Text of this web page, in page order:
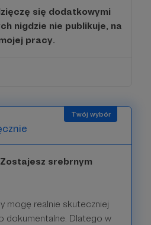
się dodatkowymi
nigdzie nie publikuje, na
pracy.
Zostajesz srebrnym
mogę realnie skuteczniej
dokumentalne. Dlatego w